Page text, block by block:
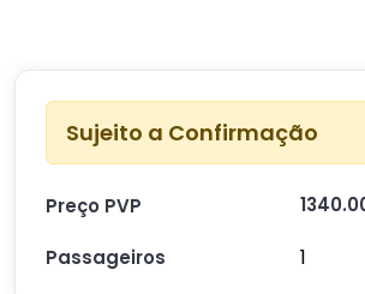
Sujeito a Confirmação
Preço PVP
Passageiros 1